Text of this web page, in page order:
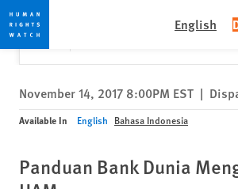
Skip
to
cookie
privacy
notice
Skip
to
main
content
English
Would you like to read this page in
Yes
✕
November 14, 2017 8:00PM EST |
Available In English Bahasa Indonesia
Panduan Bank Dunia